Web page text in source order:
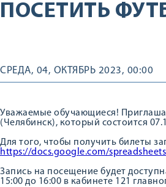
ПОСЕТИТЬ
СРЕДА, 04, ОКТЯБРЬ 2023, 00:00
Уважаемые обучающиеся!
(Челябинск), который состоится
Для того, чтобы получить билеты
https://docs.google.com/
Запись на посещение будет
15:00 до 16:00 в кабинете 121